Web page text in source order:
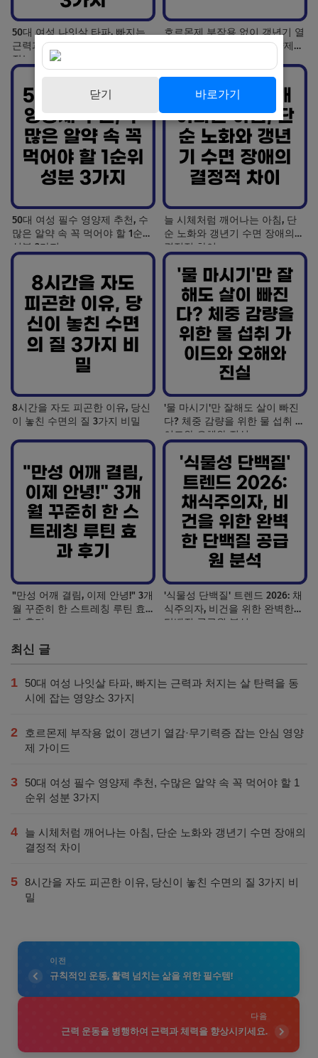
50대 여성 나잇살 타파, 빠지는
근력과 처지는 살 탄력을 동시에
잡는 영양소 3가지
호르몬제 부작용 없이 갱년기 열
감·무기력증 잡는 안심 영양제
50대 여성 필수 영양제 추천, 수
많은 알약 속 꼭 먹어야 할 1순위
성분 3가지
늘 시체처럼 깨어나는 아침, 단
순 노화와 갱년기 수면 장애의
결정적 차이
8시간을 자도 피곤한 이유, 당신
이 놓친 수면의 질 3가지 비밀
'물 마시기'만 잘해도 살이 빠진
다? 체중 감량을 위한 물 섭취 가
이드와 오해와 진실
"만성 어깨 결림, 이제 안녕!" 3개
월 꾸준히 한 스트레칭 루틴 효
과 후기
'식물성 단백질' 트렌드 2026: 채
식주의자, 비건을 위한 완벽한
단백질 공급원 분석
최신 글
1
50대 여성 나잇살 타파, 빠지는 근력과 처지는 살 탄력을 동
시에 잡는 영양소 3가지
2
호르몬제 부작용 없이 갱년기 열감·무기력증 잡는 안심 영양
제 가이드
3
50대 여성 필수 영양제 추천, 수많은 알약 속 꼭 먹어야 할 1
순위 성분 3가지
4
늘 시체처럼 깨어나는 아침, 단순 노화와 갱년기 수면 장애의
결정적 차이
5 8시간을 자도 피곤한 이유, 당신이 놓친 수면의 질 3가지 비
밀
이전
규칙적인 운동, 활력 넘치는 삶을 위한 필수템!
다음
근력 운동을 병행하여 근력과 체력을 향상시키세요.
닫기 바로가기